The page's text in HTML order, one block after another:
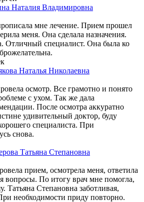
Наталия Владимировна
мне лечение. Прием прошел
меня. Она сделала назначения.
Отличный специалист. Она была ко
Наталья Николаевна
осмотр. Все грамотно и понято
с ухом. Так же дала
После осмотра аккуратно
удивительный доктор, буду
специалиста. При
снова.
Татьяна Степановна
прием, осмотрела меня, ответила
вопросы. По итогу врач мне помогла,
Татьяна Степановна заботливая,
необходимости приду повторно.